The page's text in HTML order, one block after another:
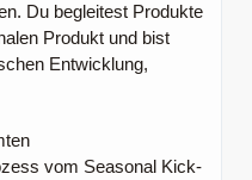
Du begleitest Produkte
Produkt und bist
Entwicklung,
vom Seasonal Kick-